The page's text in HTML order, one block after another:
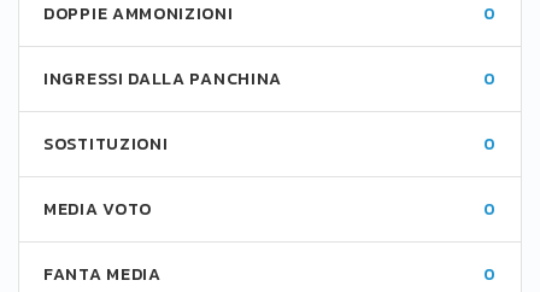
DOPPIE AMMONIZIONI 0
INGRESSI DALLA PANCHINA 0
SOSTITUZIONI 0
MEDIA VOTO 0
FANTA MEDIA 0